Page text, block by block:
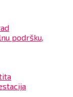
podršku,